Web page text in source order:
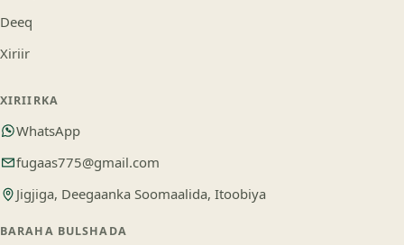
Deeq
Xiriir
XIRIIRKA
WhatsApp
fugaas775@gmail.com
Jigjiga, Deegaanka Soomaalida, Itoobiya
BARAHA BULSHADA